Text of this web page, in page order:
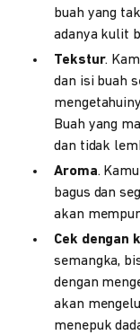
buah yang
adanya kulit
Tekstur.
dan isi buah
Buah yang
dan tidak
Aroma.
bagus dan
akan
Cek dengan
semangka,
dengan
akan
menepuk